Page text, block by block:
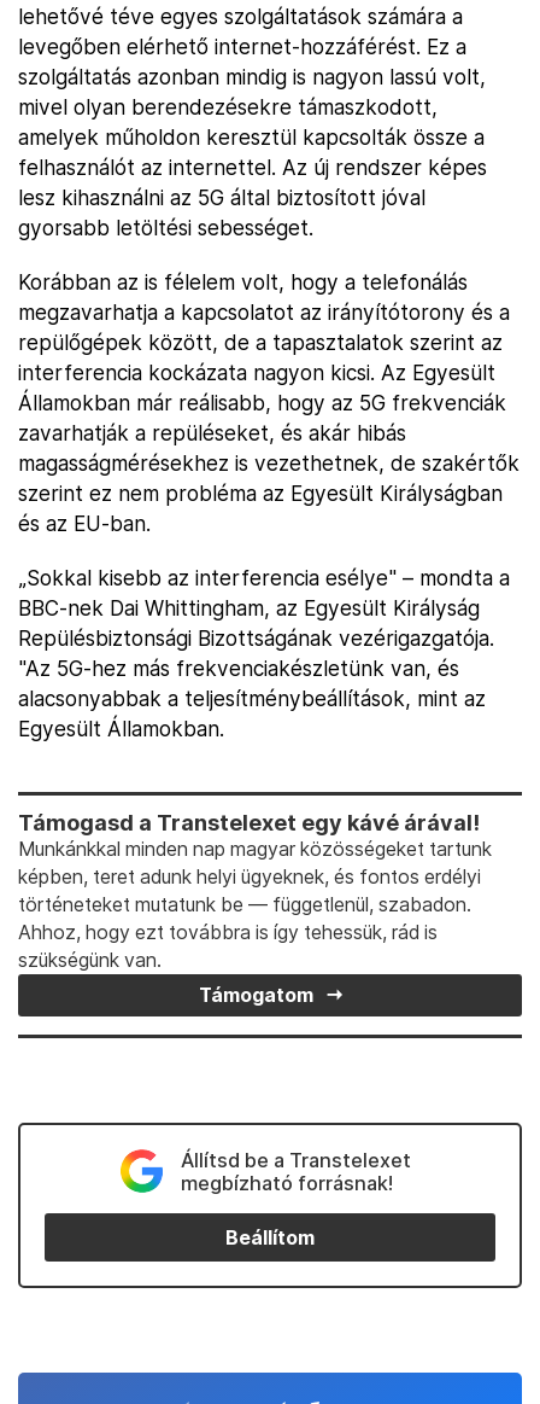
lehetővé téve egyes szolgáltatások számára a
levegőben elérhető internet-hozzáférést. Ez a
szolgáltatás azonban mindig is nagyon lassú volt,
mivel olyan berendezésekre támaszkodott,
amelyek műholdon keresztül kapcsolták össze a
felhasználót az internettel. Az új rendszer képes
lesz kihasználni az 5G által biztosított jóval
gyorsabb letöltési sebességet.
Korábban az is félelem volt, hogy a telefonálás
megzavarhatja a kapcsolatot az irányítótorony és a
repülőgépek között, de a tapasztalatok szerint az
interferencia kockázata nagyon kicsi. Az Egyesült
Államokban már reálisabb, hogy az 5G frekvenciák
zavarhatják a repüléseket, és akár hibás
magasságmérésekhez is vezethetnek, de szakértők
szerint ez nem probléma az Egyesült Királyságban
és az EU-ban.
„Sokkal kisebb az interferencia esélye" – mondta a
BBC-nek Dai Whittingham, az Egyesült Királyság
Repülésbiztonsági Bizottságának vezérigazgatója.
"Az 5G-hez más frekvenciakészletünk van, és
alacsonyabbak a teljesítménybeállítások, mint az
Egyesült Államokban.
Támogasd a Transtelexet egy kávé árával!
Munkánkkal minden nap magyar közösségeket tartunk
képben, teret adunk helyi ügyeknek, és fontos erdélyi
történeteket mutatunk be — függetlenül, szabadon.
Ahhoz, hogy ezt továbbra is így tehessük, rád is
szükségünk van.
Támogatom
Állítsd be a Transtelexet
megbízható forrásnak!
Beállítom